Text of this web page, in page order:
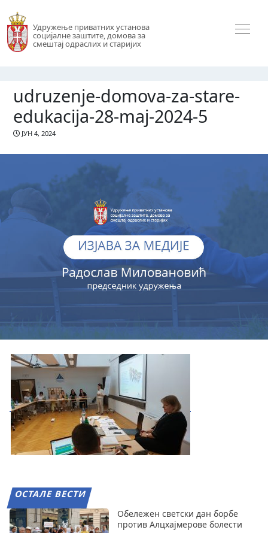
Удружење приватних установа
социјалне заштите, домова за
смештај одраслих и старијих
udruzenje-domova-za-stare-
edukacija-28-maj-2024-5
ЈУН 4, 2024
ОСТАЛЕ ВЕСТИ
Обележен светски дан борбе
против Алцхајмерове болести